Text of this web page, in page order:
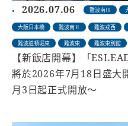
2026.07.06 難波南Ⅲ
大阪日本橋 難波南Ⅱ 難波戎西
難波道頓堀東 難波東 難波東別館
【新飯店開幕】「
將於2026年7月18日盛大
月3日起正式開放～